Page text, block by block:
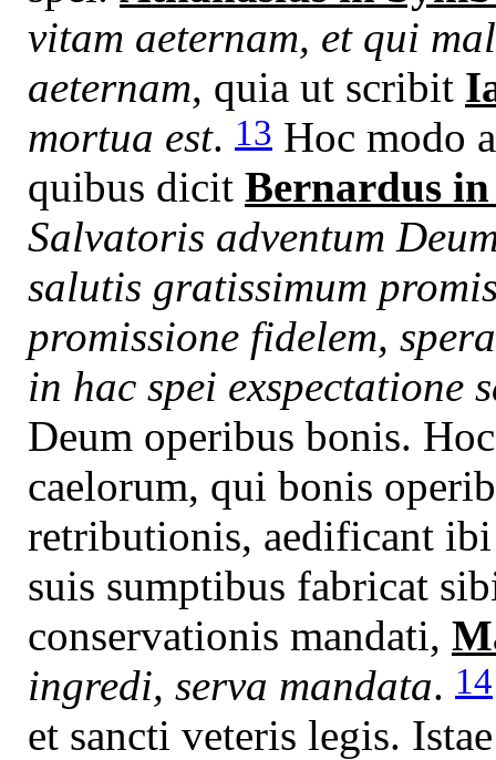
vitam aeternam, et qui
aeternam, quia ut scribit
mortua est. 13 Hoc modo
quibus dicit Bernardus
Salvatoris adventum
salutis gratissimum
promissione fidelem,
in hac spei exspectatione
Deum operibus bonis.
caelorum, qui bonis
retributionis, aedificant
suis sumptibus fabricat
conservationis mandati,
ingredi, serva mandata. 14
et sancti veteris legis.